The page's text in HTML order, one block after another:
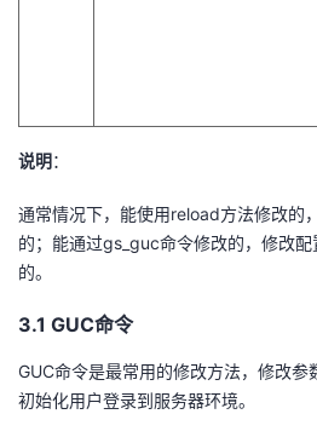
说明：
通常情况下，能使用reload方法修改的
的；能通过gs_guc命令修改的，修改
的。
3.1 GUC命令
GUC命令是最常用的修改方法，修改
初始化用户登录到服务器环境。